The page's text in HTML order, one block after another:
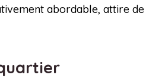
abordable, attire